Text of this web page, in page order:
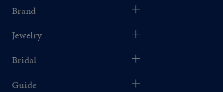
Brand
Jewelry
Bridal
Guide